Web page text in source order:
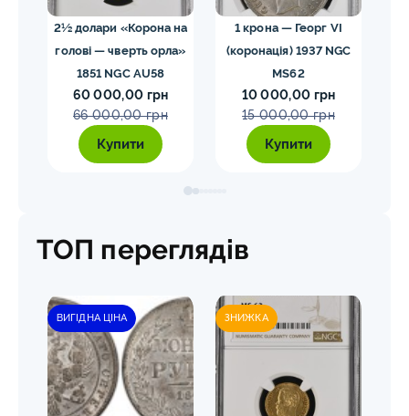
2½ долари «Корона на
голові — чверть орла»
1851 NGC AU58
60 000,00 грн
66 000,00 грн
Купити
1 крона — Георг VI
(коронація) 1937 NGC
MS62
10 000,00 грн
15 000,00 грн
Купити
ТОП переглядів
ВИГІДНА ЦІНА ЗНИЖКА